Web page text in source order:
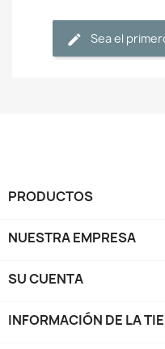
Sea el
PRODUCTOS
NUESTRA EMPRESA
SU CUENTA
INFORMACIÓN DE LA